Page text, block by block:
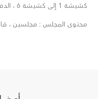
كشيشة 1 إلى كشيشة 6 ، الدفين ، مزيرعة)
محتوى المجلس : مجلسين ، قـاعـة ، 5 مكاتب ، مخزن